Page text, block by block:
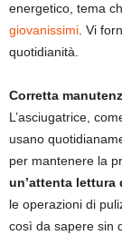
energetico, tema
giovanissimi. Vi
quotidianità.
Corretta
L’asciugatrice,
usano
per mantenere la
un’attenta
le operazioni di
così da sapere sin